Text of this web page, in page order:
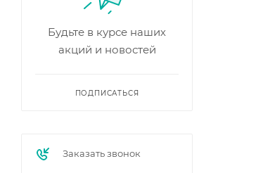
Будьте в курсе наших
акций и новостей
ПОДПИСАТЬСЯ
Заказать звонок